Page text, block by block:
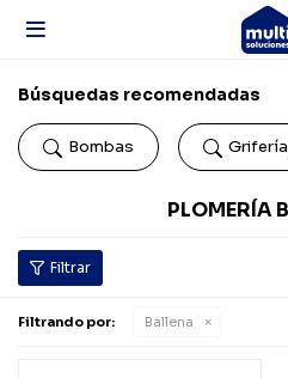

Búsquedas recomendadas
Bombas
PLOMERÍA
Filtrando por: Ballena